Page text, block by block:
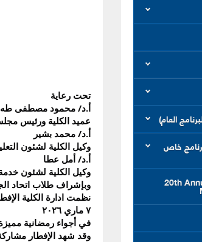
تحت رعاية
أ.د/ محمود مصطفى طه
عميد الكلية ورئيس
أ.د/ محمد بشير
وكيل الكلية لشئون
أ.د/ أمل عطا
وكيل الكلية لشئون خدمة
وبإشراف طلاب اتحاد
نظمت ادارة الكلية الإفطار
٧ ماري ٢٠٢٦
في أجواء رمضانية مميزة
وقد شهد الإفطار
العام)
خاص
20th